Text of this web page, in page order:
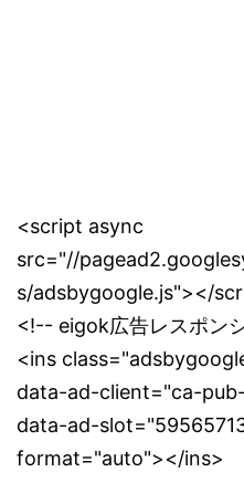
<script async
src="//
s/adsbygoogle.js"></
<!-- eigok広告レスポン
<ins
data-ad-client="ca-
data-ad-
format="auto"></ins>